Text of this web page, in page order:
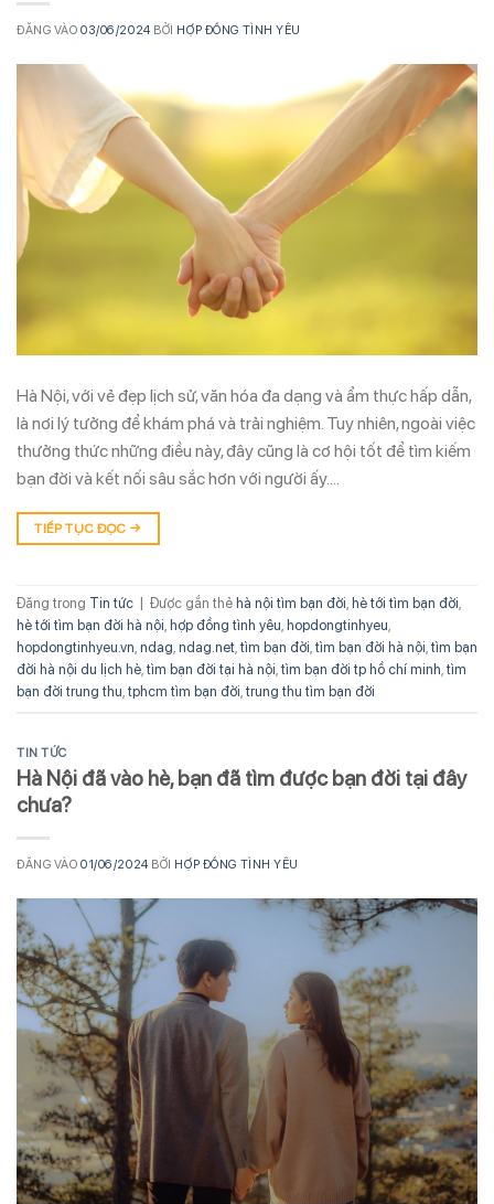
ĐĂNG VÀO03/06/2024 BỞI HỢP ĐỒNG TÌNH YÊU
Hà Nội, với vẻ đẹp lịch sử, văn hóa đa dạng và ẩm thực hấp dẫn,
là nơi lý tưởng để khám phá và trải nghiệm. Tuy nhiên, ngoài việc
thưởng thức những điều này, đây cũng là cơ hội tốt để tìm kiếm
bạn đời và kết nối sâu sắc hơn với người ấy….
TIẾP TỤC ĐỌC →
Đăng trong Tin tức Được gắn thẻ hà nội tìm bạn đời, hè tới tìm bạn đời,
hè tới tìm bạn đời hà nội, hợp đồng tình yêu, hopdongtinhyeu,
hopdongtinhyeu.vn, ndag, ndag.net, tìm bạn đời, tìm bạn đời hà nội, tìm bạn
đời hà nội du lịch hè, tìm bạn đời tại hà nội, tìm bạn đời tp hồ chí minh, tìm
bạn đời trung thu, tphcm tìm bạn đời, trung thu tìm bạn đời
TIN TỨC
Hà Nội đã vào hè, bạn đã tìm được bạn đời tại đây
chưa?
ĐĂNG VÀO01/06/2024 BỞI HỢP ĐỒNG TÌNH YÊU